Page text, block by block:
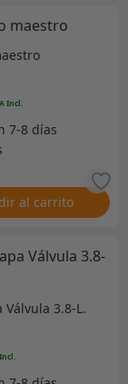
al carrito
Válvula 3.8-L.